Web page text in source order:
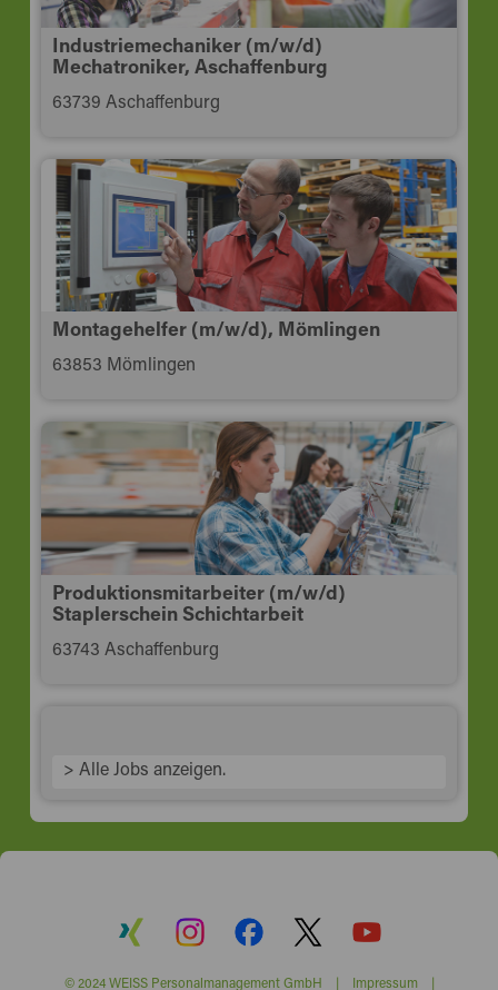
Industriemechaniker (m/w/d)
Mechatroniker, Aschaffenburg
63739 Aschaffenburg
Montagehelfer (m/w/d), Mömlingen
63853 Mömlingen
Produktionsmitarbeiter (m/w/d)
Staplerschein Schichtarbeit
63743 Aschaffenburg
> Alle Jobs anzeigen.
© 2024 WEISS Personalmanagement GmbH | Impressum|